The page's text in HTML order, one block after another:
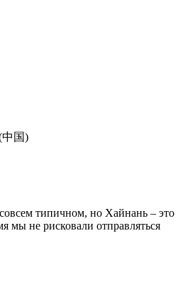
中国)
типичном, но Хайнань – это
мы не рисковали отправляться